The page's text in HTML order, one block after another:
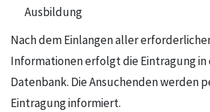
Ausbildung
Nach dem Einlangen aller
Informationen erfolgt die Eintragung
Datenbank. Die Ansuchenden werden
Eintragung informiert.